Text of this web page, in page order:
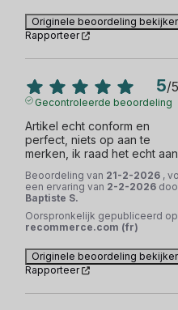
Originele beoordeling
Rapporteer
5/5
Gecontroleerde beoordeling
Artikel echt conform en
perfect, niets op aan te
merken, ik raad het echt
Beoordeling van 21-2-2026 ,
een ervaring van 2-2-2026
Baptiste S.
Oorspronkelijk gepubliceerd op
recommerce.com (fr)
Originele beoordeling
Rapporteer